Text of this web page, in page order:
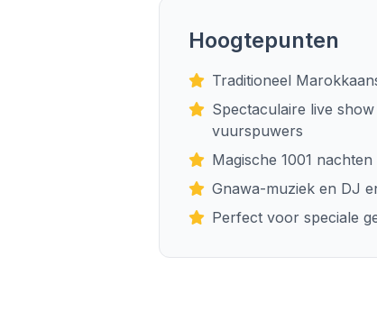
Hoogtepunten
Traditioneel
Spectaculaire live
vuurspuwers
Magische 1001
Gnawa-muziek en DJ
Perfect voor speciale